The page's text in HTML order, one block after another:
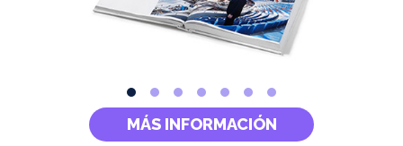
MÁS INFORMACIÓN